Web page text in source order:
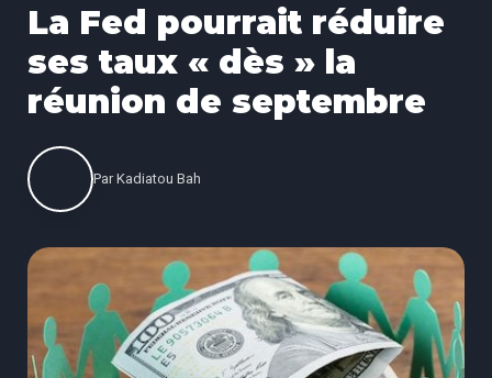
La Fed pourrait réduire
ses taux « dès » la
réunion de septembre
Par Kadiatou Bah